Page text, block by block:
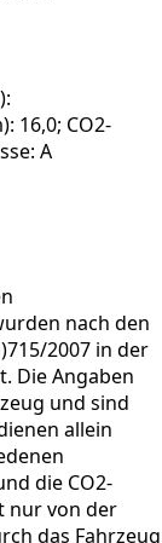
16,0; CO2-
A
nach den
2007 in der
Die Angaben
und sind
allein
die CO2-
nur von der
das Fahrzeug